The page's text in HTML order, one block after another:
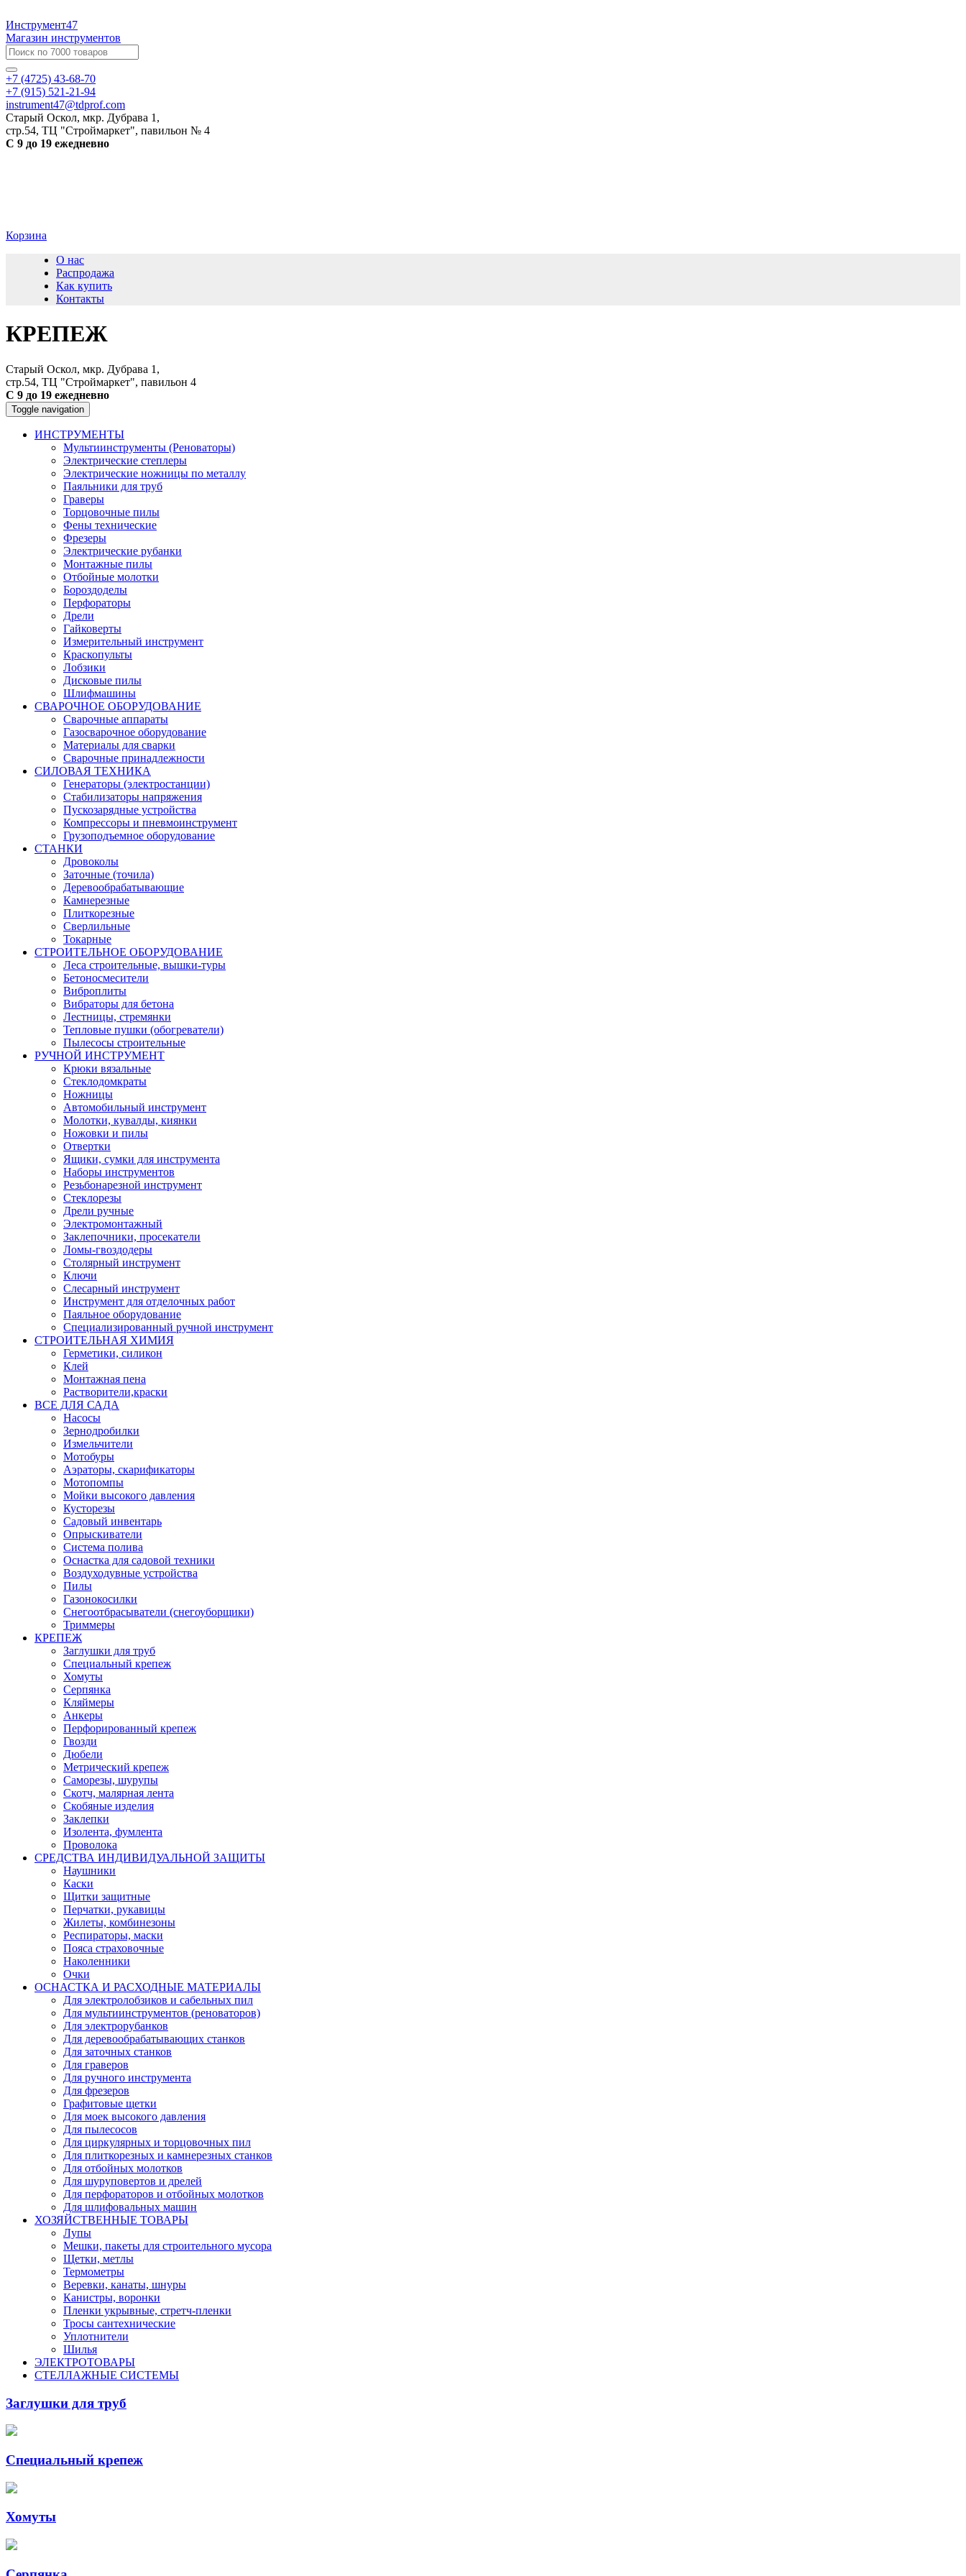
Инструмент47
Магазин инструментов
+7 (4725) 43-68-70
+7 (915) 521-21-94
instrument47@tdprof.com
Старый Оскол, мкр. Дубрава 1,
стр.54, ТЦ "Строймаркет", павильон № 4
С 9 до 19 ежедневно
Корзина
О нас
Распродажа
Как купить
Контакты
КРЕПЕЖ
Старый Оскол, мкр. Дубрава 1,
стр.54, ТЦ "Строймаркет", павильон 4
С 9 до 19 ежедневно
Toggle navigation
ИНСТРУМЕНТЫ
Мультиинструменты (Реноваторы)
Электрические степлеры
Электрические ножницы по металлу
Паяльники для труб
Граверы
Торцовочные пилы
Фены технические
Фрезеры
Электрические рубанки
Монтажные пилы
Отбойные молотки
Бороздоделы
Перфораторы
Дрели
Гайковерты
Измерительный инструмент
Краскопульты
Лобзики
Дисковые пилы
Шлифмашины
СВАРОЧНОЕ ОБОРУДОВАНИЕ
Сварочные аппараты
Газосварочное оборудование
Материалы для сварки
Сварочные принадлежности
СИЛОВАЯ ТЕХНИКА
Генераторы (электростанции)
Стабилизаторы напряжения
Пускозарядные устройства
Компрессоры и пневмоинструмент
Грузоподъемное оборудование
СТАНКИ
Дровоколы
Заточные (точила)
Деревообрабатывающие
Камнерезные
Плиткорезные
Сверлильные
Токарные
СТРОИТЕЛЬНОЕ ОБОРУДОВАНИЕ
Леса строительные, вышки-туры
Бетоносмесители
Виброплиты
Вибраторы для бетона
Лестницы, стремянки
Тепловые пушки (обогреватели)
Пылесосы строительные
РУЧНОЙ ИНСТРУМЕНТ
Крюки вязальные
Стеклодомкраты
Ножницы
Автомобильный инструмент
Молотки, кувалды, киянки
Ножовки и пилы
Отвертки
Ящики, сумки для инструмента
Наборы инструментов
Резьбонарезной инструмент
Стеклорезы
Дрели ручные
Электромонтажный
Заклепочники, просекатели
Ломы-гвоздодеры
Столярный инструмент
Ключи
Слесарный инструмент
Инструмент для отделочных работ
Паяльное оборудование
Специализированный ручной инструмент
СТРОИТЕЛЬНАЯ ХИМИЯ
Герметики, силикон
Клей
Монтажная пена
Растворители,краски
ВСЕ ДЛЯ САДА
Насосы
Зернодробилки
Измельчители
Мотобуры
Аэраторы, скарификаторы
Мотопомпы
Мойки высокого давления
Кусторезы
Садовый инвентарь
Опрыскиватели
Система полива
Оснастка для садовой техники
Воздуходувные устройства
Пилы
Газонокосилки
Снегоотбрасыватели (снегоуборщики)
Триммеры
КРЕПЕЖ
Заглушки для труб
Специальный крепеж
Хомуты
Серпянка
Кляймеры
Анкеры
Перфорированный крепеж
Гвозди
Дюбели
Метрический крепеж
Саморезы, шурупы
Скотч, малярная лента
Скобяные изделия
Заклепки
Изолента, фумлента
Проволока
СРЕДСТВА ИНДИВИДУАЛЬНОЙ ЗАЩИТЫ
Наушники
Каски
Щитки защитные
Перчатки, рукавицы
Жилеты, комбинезоны
Респираторы, маски
Пояса страховочные
Наколенники
Очки
ОСНАСТКА И РАСХОДНЫЕ МАТЕРИАЛЫ
Для электролобзиков и сабельных пил
Для мультиинструментов (реноваторов)
Для электрорубанков
Для деревообрабатывающих станков
Для заточных станков
Для граверов
Для ручного инструмента
Для фрезеров
Графитовые щетки
Для моек высокого давления
Для пылесосов
Для циркулярных и торцовочных пил
Для плиткорезных и камнерезных станков
Для отбойных молотков
Для шуруповертов и дрелей
Для перфораторов и отбойных молотков
Для шлифовальных машин
ХОЗЯЙСТВЕННЫЕ ТОВАРЫ
Лупы
Мешки, пакеты для строительного мусора
Щетки, метлы
Термометры
Веревки, канаты, шнуры
Канистры, воронки
Пленки укрывные, стретч-пленки
Тросы сантехнические
Уплотнители
Шилья
ЭЛЕКТРОТОВАРЫ
СТЕЛЛАЖНЫЕ СИСТЕМЫ
Заглушки для труб
Специальный крепеж
Хомуты